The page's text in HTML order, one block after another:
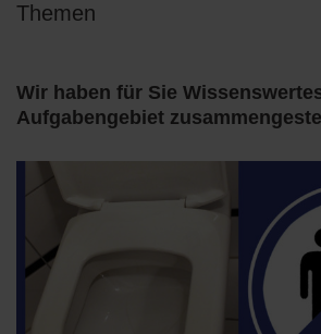
Themen
Wir haben für Sie
Aufgabengebiet